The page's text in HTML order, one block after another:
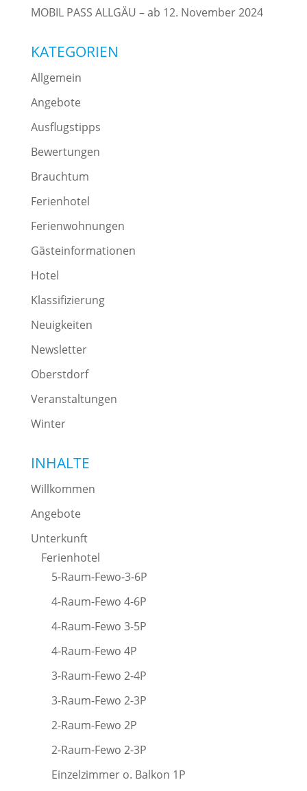
MOBIL PASS ALLGÄU – ab 12. November 2024
KATEGORIEN
Allgemein
Angebote
Ausflugstipps
Bewertungen
Brauchtum
Ferienhotel
Ferienwohnungen
Gästeinformationen
Hotel
Klassifizierung
Neuigkeiten
Newsletter
Oberstdorf
Veranstaltungen
Winter
INHALTE
Willkommen
Angebote
Unterkunft
Ferienhotel
5-Raum-Fewo-3-6P
4-Raum-Fewo 4-6P
4-Raum-Fewo 3-5P
4-Raum-Fewo 4P
3-Raum-Fewo 2-4P
3-Raum-Fewo 2-3P
2-Raum-Fewo 2P
2-Raum-Fewo 2-3P
Einzelzimmer o. Balkon 1P